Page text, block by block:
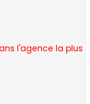
l'agence la plus